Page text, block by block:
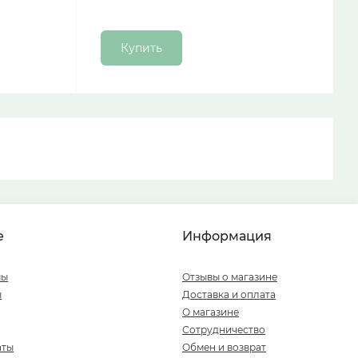
Купить
Информация
Отзывы о магазине
Доставка и оплата
О магазине
Сотрудничество
Обмен и возврат